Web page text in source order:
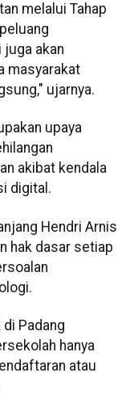
melalui Tahap
akan
masyarakat
ujarnya.
upaya
akibat kendala
digital.
Hendri Arnis
hak dasar setiap
Padang
hanya
atau